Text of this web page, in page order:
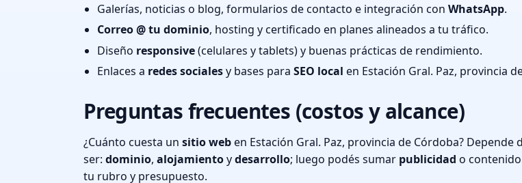
Galerías, noticias o blog, formularios de contacto e integración con WhatsApp.
Correo @ tu dominio, hosting y certificado en planes alineados a tu tráfico.
Diseño responsive(celulares y tablets) y buenas prácticas de rendimiento.
Enlaces a redes socialesy bases para SEO local en Estación Gral. Paz, provincia
Preguntas frecuentes (costos y alcance)
¿Cuánto cuesta un sitio weben Estación Gral. Paz, provincia de Córdoba?
ser: dominio, alojamientoydesarrollo; luego podés sumar publicidad o
tu rubro y presupuesto.